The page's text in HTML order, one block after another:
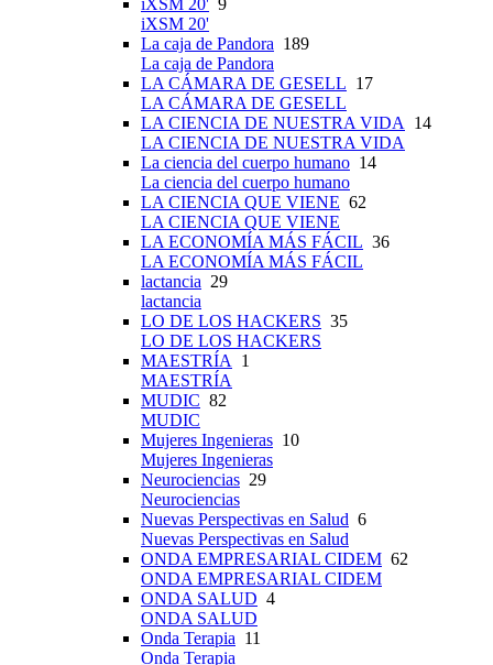
iXSM 20' 9
iXSM 20'
La caja de Pandora 189
La caja de Pandora
LA CÁMARA DE GESELL 17
LA CÁMARA DE GESELL
LA CIENCIA DE NUESTRA VIDA 14
LA CIENCIA DE NUESTRA VIDA
La ciencia del cuerpo humano 14
La ciencia del cuerpo humano
LA CIENCIA QUE VIENE 62
LA CIENCIA QUE VIENE
LA ECONOMÍA MÁS FÁCIL 36
LA ECONOMÍA MÁS FÁCIL
lactancia 29
lactancia
LO DE LOS HACKERS 35
LO DE LOS HACKERS
MAESTRÍA 1
MAESTRÍA
MUDIC 82
MUDIC
Mujeres Ingenieras 10
Mujeres Ingenieras
Neurociencias 29
Neurociencias
Nuevas Perspectivas en Salud 6
Nuevas Perspectivas en Salud
ONDA EMPRESARIAL CIDEM 62
ONDA EMPRESARIAL CIDEM
ONDA SALUD 4
ONDA SALUD
Onda Terapia 11
Onda Terapia